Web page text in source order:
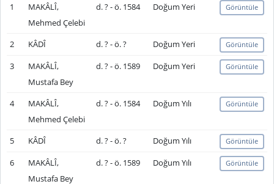
1
MAKÂLÎ,
Mehmed Çelebi
d. ? - ö. 1584 Doğum Yeri Görüntüle
2 KÂDÎ d. ? - ö. ? Doğum Yeri Görüntüle
3
MAKÂLÎ,
Mustafa Bey
d. ? - ö. 1589 Doğum Yeri Görüntüle
4
MAKÂLÎ,
Mehmed Çelebi
d. ? - ö. 1584 Doğum Yılı Görüntüle
5 KÂDÎ d. ? - ö. ? Doğum Yılı Görüntüle
6
MAKÂLÎ,
Mustafa Bey
d. ? - ö. 1589 Doğum Yılı Görüntüle